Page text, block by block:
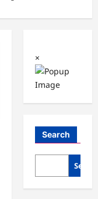
×
Search